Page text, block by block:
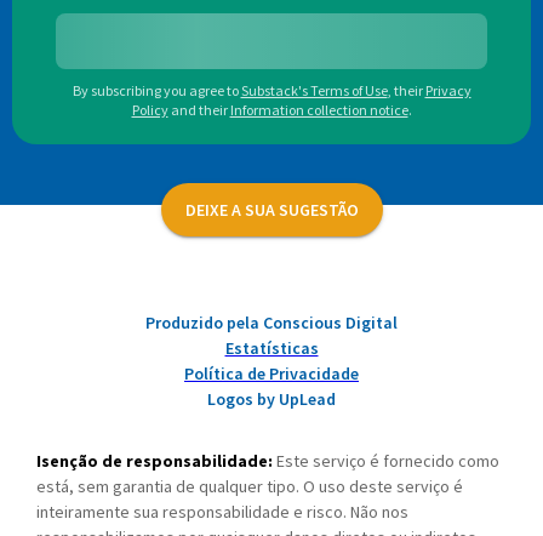
By subscribing you agree toSubstack's Terms of Use, their Privacy
Policy and their Information collection notice.
DEIXE A SUA SUGESTÃO
Produzido pela Conscious Digital
Estatísticas
Política de Privacidade
Logos by UpLead
Isenção de responsabilidade: Este serviço é fornecido como
está, sem garantia de qualquer tipo. O uso deste serviço é
inteiramente sua responsabilidade e risco. Não nos